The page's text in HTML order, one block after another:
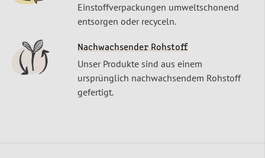
Einstoffverpackungen umweltschonend
entsorgen oder recyceln.
Nachwachsender Rohstoff
Unser Produkte sind aus einem
ursprünglich nachwachsendem Rohstoff
gefertigt.